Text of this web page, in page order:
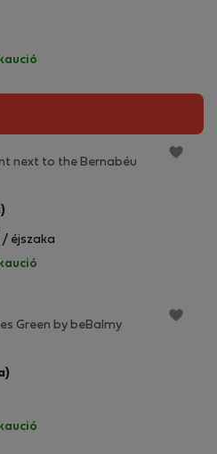
next to the Bernabéu
/ éjszaka
Green by beBalmy